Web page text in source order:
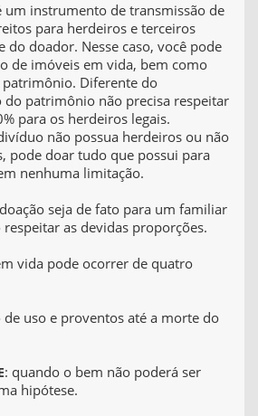
um instrumento de transmissão de
para herdeiros e terceiros
do doador. Nesse caso, você pode
de imóveis em vida, bem como
Diferente do
patrimônio não precisa respeitar
para os herdeiros legais.
não possua herdeiros ou não
pode doar tudo que possui para
nenhuma limitação.
seja de fato para um familiar
as devidas proporções.
vida pode ocorrer de quatro
de uso e proventos até a morte do
: quando o bem não poderá ser
hipótese.